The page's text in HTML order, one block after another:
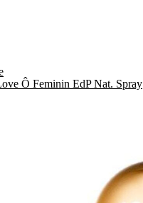
Ô Feminin EdP Nat. Spray